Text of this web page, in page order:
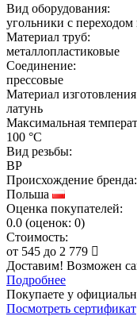
Вид оборудования:
угольники с
Материал труб:
металлопластиковые
Соединение:
прессовые
Материал
латунь
Максимальная
100 °C
Вид резьбы:
ВР
Происхождение бренда:
Польша
Оценка покупателей:
0.0 (оценок: 0)
Стоимость:
от 545 до 2 779
Доставим! Возможен
Подробнее
Покупаете у
Посмотреть сертификат